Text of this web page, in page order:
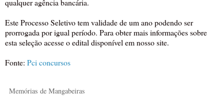
qualquer agência bancária.
Este Processo Seletivo tem validade de um ano podendo ser
prorrogada por igual período. Para obter mais informações sobre
esta seleção acesse o edital disponível em nosso site.
Fonte: Pci concursos
Memórias de Mangabeiras